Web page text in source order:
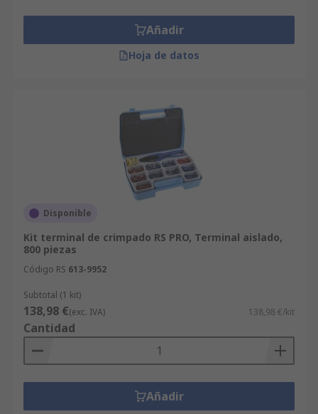
Añadir
Hoja de datos
Disponible
Kit terminal de crimpado RS PRO, Terminal aislado,
800 piezas
Código RS 613-9952
Subtotal (1 kit)
138,98 €(exc. IVA) 138,98 €/kit
Cantidad
Añadir